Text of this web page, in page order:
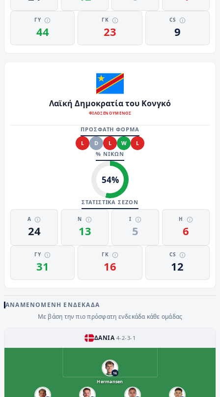
ΓΥ
44
ΓΚ
23
CS
9
Λαϊκή Δημοκρατία του Κονγκό
ΦΙΛΟΞΕΝΟΥΜΕΝΟΣ
ΠΡΟΣΦΑΤΗ ΦΟΡΜΑ
L
D L W
L
% ΝΙΚΩΝ
54%
ΣΤΑΤΙΣΤΙΚΑ ΣΕΖΟΝ
Α
24
Ν
13
Ι
5
Η
6
ΓΥ
31
ΓΚ
16
CS
12
ΑΝΑΜΕΝΌΜΕΝΗ ΕΝΔΕΚΆΔΑ
Με βάση την πιο πρόσφατη ενδεκάδα κάθε ομάδας
ΔΑΝΊΑ 4-2-3-1
16
Hermansen